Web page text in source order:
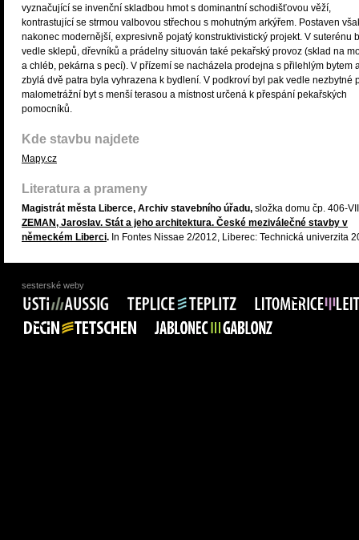
vyznačující se invenční skladbou hmot s dominantní schodišťovou věží,
kontrastující se strmou valbovou střechou s mohutným arkýřem. Postaven
nakonec modernější, expresivně pojatý konstruktivistický projekt. V suterénu
vedle sklepů, dřevníků a prádelny situován také pekařský provoz (sklad na
a chléb, pekárna s pecí). V přízemí se nacházela prodejna s přilehlým bytem
zbylá dvě patra byla vyhrazena k bydlení. V podkroví byl pak vedle nezbytné
malometrážní byt s menší terasou a místnost určená k přespání pekařských
pomocníků.
Kde stavbu najdete
Mapy.cz
Literatura a prameny
Magistrát města Liberce, Archiv stavebního úřadu, složka domu čp. 406-
ZEMAN, Jaroslav. Stát a jeho architektura. České meziválečné stavby v
německém Liberci. In Fontes Nissae 2/2012, Liberec: Technická univerzita
sesterské weby